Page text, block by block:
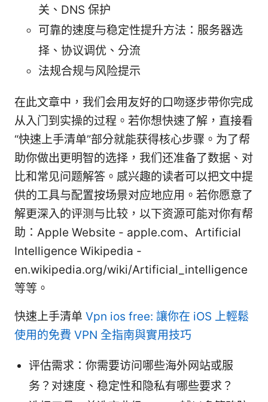
关、DNS 保护
可靠的速度与稳定性提升方法：服务器选
择、协议调优、分流
法规合规与风险提示
在此文章中，我们会用友好的口吻逐步带你完成
从入门到实操的过程。若你想快速了解，直接看
“快速上手清单”部分就能获得核心步骤。为了帮
助你做出更明智的选择，我们还准备了数据、对
比和常见问题解答。感兴趣的读者可以把文中提
供的工具与配置按场景对应地应用。若你愿意了
解更深入的评测与比较，以下资源可能对你有帮
助：Apple Website - apple.com、Artificial
Intelligence Wikipedia -
en.wikipedia.org/wiki/Artificial_intelligence
等等。
快速上手清单 Vpn ios free: 讓你在 iOS 上輕鬆
使用的免費 VPN 全指南與實用技巧
评估需求：你需要访问哪些海外网站或服
务？对速度、稳定性和隐私有哪些要求？